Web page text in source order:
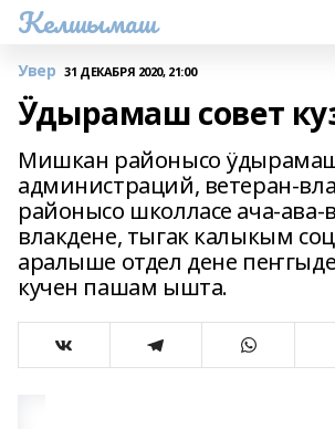
Келшымаш
Увер 31 ДЕКАБРЯ 2020, 21:00
Ӱдырамаш совет
Мишкан районысо
администраций, ветеран-
районысо школласе ача-ава-
влакдене, тыгак калыкым
аралыше отдел дене
кучен пашам ышта.